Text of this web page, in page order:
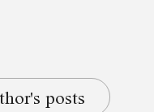
posts